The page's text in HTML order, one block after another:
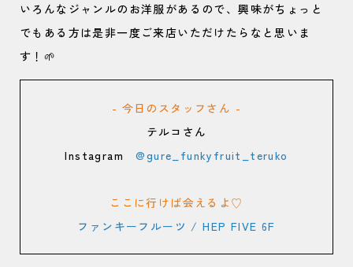
いろんなジャンルのお洋服があるので、興味がちょっと
でもある方は是非一度ご来店いただけたらなと思いま
す！🌱
- 今日のスタッフさん -
テルコさん
Instagram@gure_funkyfruit_teruko
ここに行けば会えるよ♡
ファンキーフルーツ / HEP FIVE 6F